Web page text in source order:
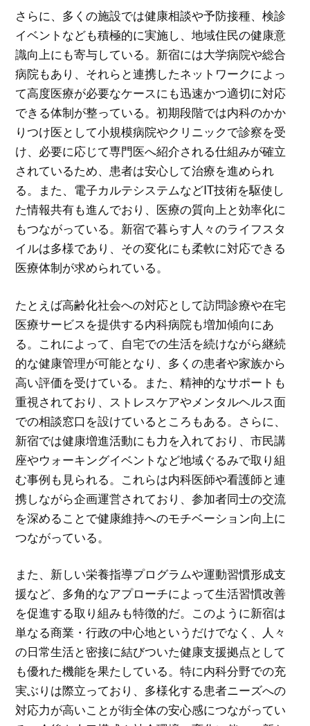
さらに、多くの施設では健康相談や予防接種、検診
イベントなども積極的に実施し、地域住民の健康意
識向上にも寄与している。新宿には大学病院や総合
病院もあり、それらと連携したネットワークによっ
て高度医療が必要なケースにも迅速かつ適切に対応
できる体制が整っている。初期段階では内科のかか
りつけ医として小規模病院やクリニックで診察を受
け、必要に応じて専門医へ紹介される仕組みが確立
されているため、患者は安心して治療を進められ
る。また、電子カルテシステムなどIT技術を駆使し
た情報共有も進んでおり、医療の質向上と効率化に
もつながっている。新宿で暮らす人々のライフスタ
イルは多様であり、その変化にも柔軟に対応できる
医療体制が求められている。
たとえば高齢化社会への対応として訪問診療や在宅
医療サービスを提供する内科病院も増加傾向にあ
る。これによって、自宅での生活を続けながら継続
的な健康管理が可能となり、多くの患者や家族から
高い評価を受けている。また、精神的なサポートも
重視されており、ストレスケアやメンタルヘルス面
での相談窓口を設けているところもある。さらに、
新宿では健康増進活動にも力を入れており、市民講
座やウォーキングイベントなど地域ぐるみで取り組
む事例も見られる。これらは内科医師や看護師と連
携しながら企画運営されており、参加者同士の交流
を深めることで健康維持へのモチベーション向上に
つながっている。
また、新しい栄養指導プログラムや運動習慣形成支
援など、多角的なアプローチによって生活習慣改善
を促進する取り組みも特徴的だ。このように新宿は
単なる商業・行政の中心地というだけでなく、人々
の日常生活と密接に結びついた健康支援拠点として
も優れた機能を果たしている。特に内科分野での充
実ぶりは際立っており、多様化する患者ニーズへの
対応力が高いことが街全体の安心感につながってい